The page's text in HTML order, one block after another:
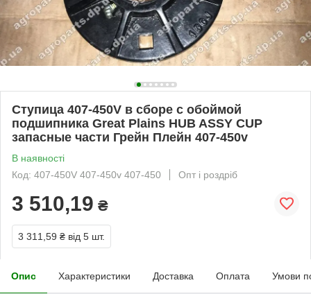
Ступица 407-450V в сборе c обоймой
подшипника Great Plains HUB ASSY CUP
запасные части Грейн Плейн 407-450v
В наявності
Код: 407-450V 407-450v 407-450
Опт і роздріб
3 510,19 ₴
3 311,59 ₴ від 5 шт.
Опис Характеристики Доставка Оплата Умови